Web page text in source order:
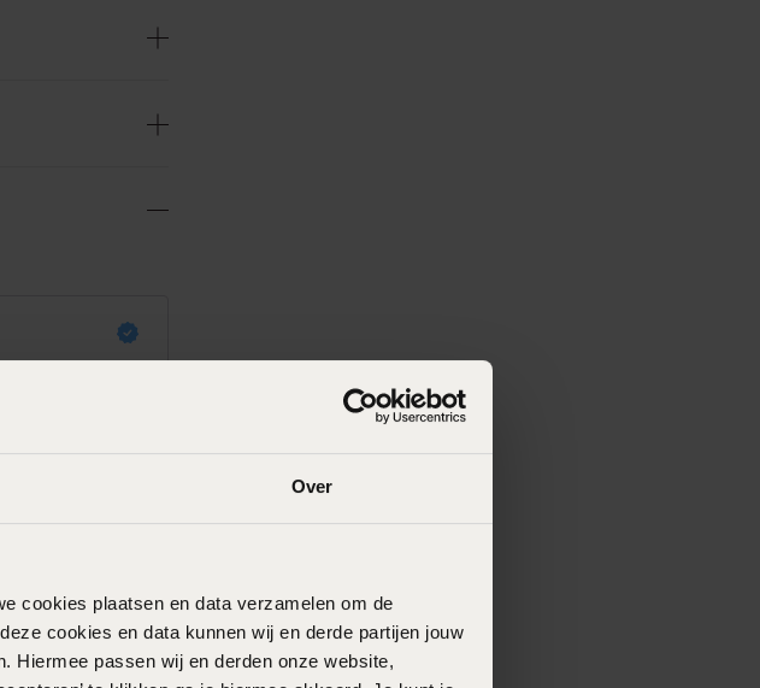
Over
cookies plaatsen en data verzamelen om de
cookies en data kunnen wij en derde partijen jouw
Hiermee passen wij en derden onze website,